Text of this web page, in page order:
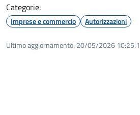
Categorie:
Imprese e commercio Autorizzazioni
Ultimo aggiornamento: 20/05/2026